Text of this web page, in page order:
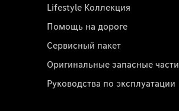
Lifestyle Коллекция
Помощь на дороге
Сервисный пакет
Оригинальные запасные части
Руководства по эксплуатации